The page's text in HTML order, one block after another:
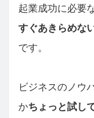
起業成功に必要
すぐあきらめな
です。
ビジネスのノウ
かちょっと試し